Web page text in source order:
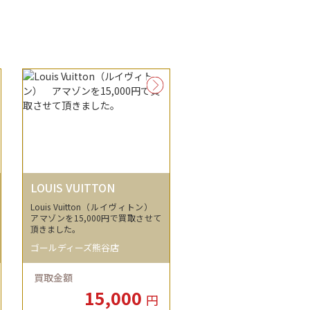
LOUIS VUITTON
Louis Vuitton（ルイヴィトン）
アマゾンを15,000円で買取させて
頂きました。
ゴールディーズ熊谷店
買取金額
15,000 円